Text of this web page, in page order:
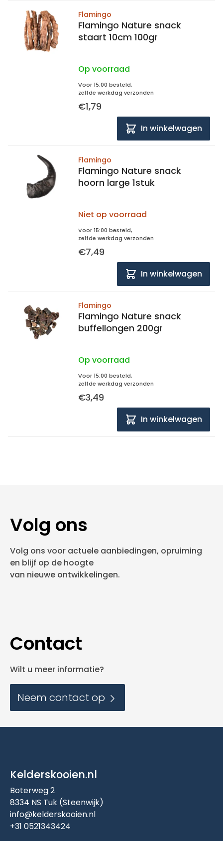
Flamingo
Flamingo Nature snack
staart 10cm 100gr
Op voorraad
Voor 15:00 besteld,
zelfde werkdag verzonden
€1,79
In winkelwagen
Flamingo
Flamingo Nature snack
hoorn large 1stuk
Niet op voorraad
Voor 15:00 besteld,
zelfde werkdag verzonden
€7,49
In winkelwagen
Flamingo
Flamingo Nature snack
buffellongen 200gr
Op voorraad
Voor 15:00 besteld,
zelfde werkdag verzonden
€3,49
In winkelwagen
Volg ons
Volg ons voor actuele aanbiedingen, opruiming
en blijf op de hoogte
van nieuwe ontwikkelingen.
Contact
Wilt u meer informatie?
Neem contact op
Kelderskooien.nl
Boterweg 2
8334 NS Tuk (Steenwijk)
info@kelderskooien.nl
+31 0521343424